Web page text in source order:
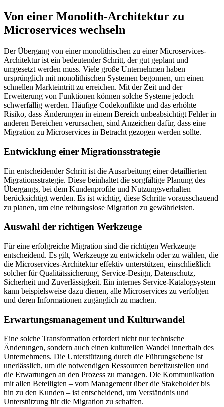
Von einer Monolith-Architektur zu
Microservices wechseln
Der Übergang von einer monolithischen zu einer Microservices-
Architektur ist ein bedeutender Schritt, der gut geplant und
umgesetzt werden muss. Viele große Unternehmen haben
ursprünglich mit monolithischen Systemen begonnen, um einen
schnellen Markteintritt zu erreichen. Mit der Zeit und der
Erweiterung von Funktionen können solche Systeme jedoch
schwerfällig werden. Häufige Codekonflikte und das erhöhte
Risiko, dass Änderungen in einem Bereich unbeabsichtigt Fehler in
anderen Bereichen verursachen, sind Anzeichen dafür, dass eine
Migration zu Microservices in Betracht gezogen werden sollte.
Entwicklung einer Migrationsstrategie
Ein entscheidender Schritt ist die Ausarbeitung einer detaillierten
Migrationsstrategie. Diese beinhaltet die sorgfältige Planung des
Übergangs, bei dem Kundenprofile und Nutzungsverhalten
berücksichtigt werden. Es ist wichtig, diese Schritte vorausschauend
zu planen, um eine reibungslose Migration zu gewährleisten.
Auswahl der richtigen Werkzeuge
Für eine erfolgreiche Migration sind die richtigen Werkzeuge
entscheidend. Es gilt, Werkzeuge zu entwickeln oder zu wählen, die
die Microservices-Architektur effektiv unterstützen, einschließlich
solcher für Qualitätssicherung, Service-Design, Datenschutz,
Sicherheit und Zuverlässigkeit. Ein internes Service-Katalogsystem
kann beispielsweise dazu dienen, alle Microservices zu verfolgen
und deren Informationen zugänglich zu machen.
Erwartungsmanagement und Kulturwandel
Eine solche Transformation erfordert nicht nur technische
Änderungen, sondern auch einen kulturellen Wandel innerhalb des
Unternehmens. Die Unterstützung durch die Führungsebene ist
unerlässlich, um die notwendigen Ressourcen bereitzustellen und
die Erwartungen an den Prozess zu managen. Die Kommunikation
mit allen Beteiligten – vom Management über die Stakeholder bis
hin zu den Kunden – ist entscheidend, um Verständnis und
Unterstützung für die Migration zu schaffen.